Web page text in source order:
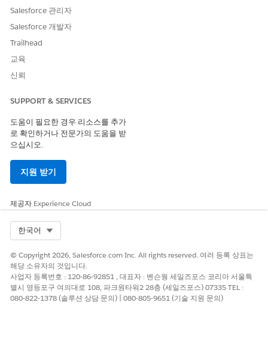
Salesforce 관리자
Salesforce 개발자
Trailhead
교육
신뢰
SUPPORT & SERVICES
도움이 필요한 경우 리소스를 추가
로 확인하거나 전문가의 도움을 받
으십시오.
지원 받기
제공자 Experience Cloud
한국어
© Copyright 2026, Salesforce.com Inc. All rights reserved. 여러 등록 상표는
해당 소유자의 것입니다.
사업자 등록번호 : 120-86-92851 , 대표자 : 벤슨웡 세일즈포스 코리아 서울특
별시 영등포구 여의대로 108, 파크원타워2 28층 (세일즈포스) 07335 TEL :
080-822-1378 (솔루션 상담 문의) | 080-805-9651 (기술 지원 문의)